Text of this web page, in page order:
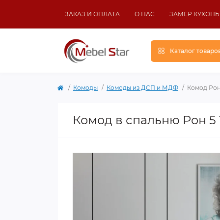
ЗАКАЗ И ОПЛАТА О НАС ЗАМЕР КУХОНЬ
Каталог
Комоды Комоды из ДСП и МДФ Комод
Комод в спальню Рон 5